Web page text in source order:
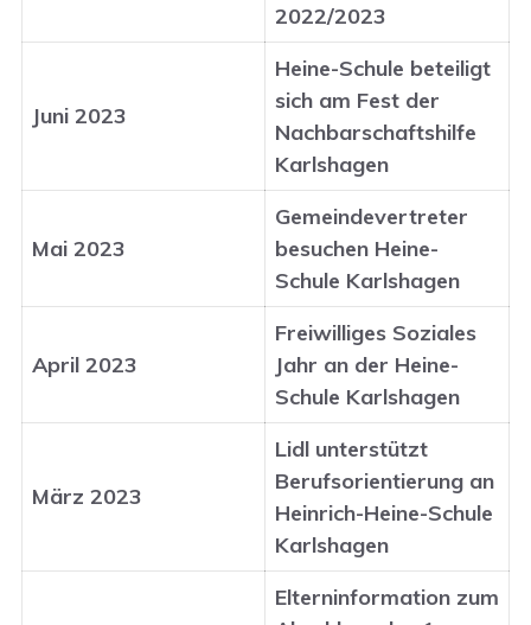
2022/2023
Juni 2023
Heine-Schule beteiligt
sich am Fest der
Nachbarschaftshilfe
Karlshagen
Mai 2023
Gemeindevertreter
besuchen Heine-
Schule Karlshagen
April 2023
Freiwilliges Soziales
Jahr an der Heine-
Schule Karlshagen
März 2023
Lidl unterstützt
Berufsorientierung an
Heinrich-Heine-Schule
Karlshagen
Elterninformation zum